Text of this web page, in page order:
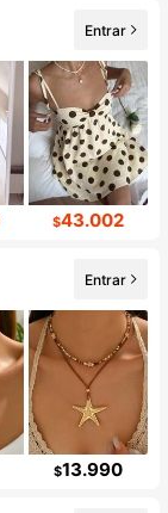
Entrar
$43.002
Entrar
$13.990